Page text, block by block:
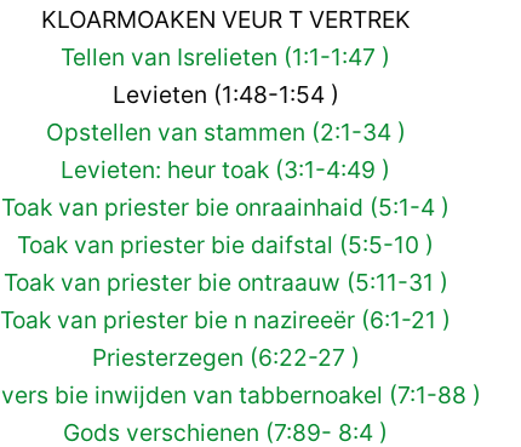
KLOARMOAKEN VEUR T VERTREK
Tellen van Isrelieten (1:1-1:47 )
Levieten (1:48-1:54 )
Opstellen van stammen (2:1-34 )
Levieten: heur toak (3:1-4:49 )
Toak van priester bie onraainhaid (5:1-4 )
Toak van priester bie daifstal (5:5-10 )
Toak van priester bie ontraauw (5:11-31 )
Toak van priester bie n nazireeër (6:1-21 )
Priesterzegen (6:22-27 )
bie inwijden van tabbernoakel (7:1-88 )
Gods verschienen (7:89- 8:4 )